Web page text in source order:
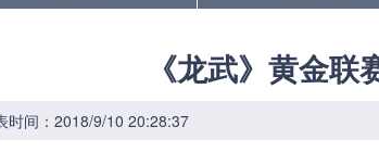
《龙武》黄金
时间：2018/9/10 20:28:37